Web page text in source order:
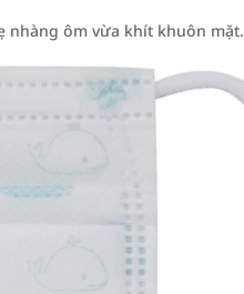
nhàng ôm vừa khít khuôn mặt.